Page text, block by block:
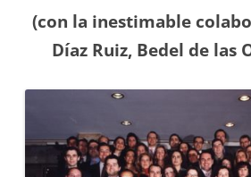
(con la inestimable
Díaz Ruiz, Bedel de las